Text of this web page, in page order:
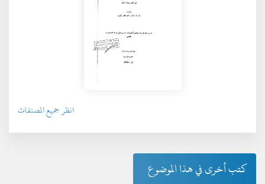
انظر جميع المصنفات
كتب أخرى في هذا الموضوع